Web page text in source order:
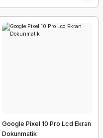
Google Pixel 10 Pro Lcd Ekran
Dokunmatik